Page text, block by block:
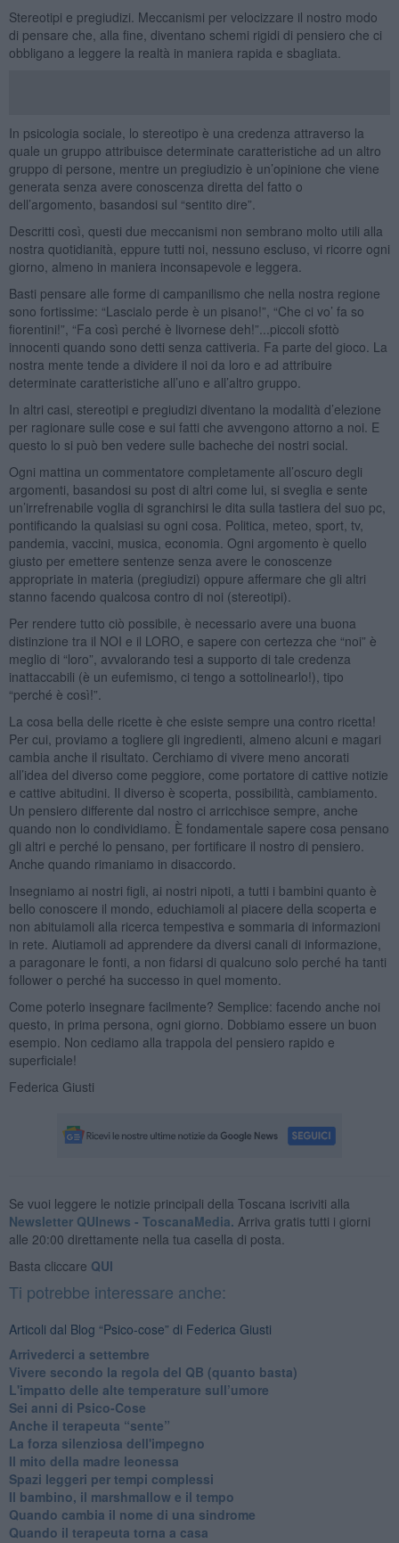
Stereotipi e pregiudizi. Meccanismi per velocizzare il nostro modo
di pensare che, alla fine, diventano schemi rigidi di pensiero che ci
obbligano a leggere la realtà in maniera rapida e sbagliata.
In psicologia sociale, lo stereotipo è una credenza attraverso la
quale un gruppo attribuisce determinate caratteristiche ad un altro
gruppo di persone, mentre un pregiudizio è un’opinione che viene
generata senza avere conoscenza diretta del fatto o
dell’argomento, basandosi sul “sentito dire”.
Descritti così, questi due meccanismi non sembrano molto utili alla
nostra quotidianità, eppure tutti noi, nessuno escluso, vi ricorre ogni
giorno, almeno in maniera inconsapevole e leggera.
Basti pensare alle forme di campanilismo che nella nostra regione
sono fortissime: “Lascialo perde è un pisano!”, “Che ci vo’ fa so
fiorentini!”, “Fa così perché è livornese deh!”...piccoli sfottò
innocenti quando sono detti senza cattiveria. Fa parte del gioco. La
nostra mente tende a dividere il noi da loro e ad attribuire
determinate caratteristiche all’uno e all’altro gruppo.
In altri casi, stereotipi e pregiudizi diventano la modalità d’elezione
per ragionare sulle cose e sui fatti che avvengono attorno a noi. E
questo lo si può ben vedere sulle bacheche dei nostri social.
Ogni mattina un commentatore completamente all’oscuro degli
argomenti, basandosi su post di altri come lui, si sveglia e sente
un’irrefrenabile voglia di sgranchirsi le dita sulla tastiera del suo pc,
pontificando la qualsiasi su ogni cosa. Politica, meteo, sport, tv,
pandemia, vaccini, musica, economia. Ogni argomento è quello
giusto per emettere sentenze senza avere le conoscenze
appropriate in materia (pregiudizi) oppure affermare che gli altri
stanno facendo qualcosa contro di noi (stereotipi).
Per rendere tutto ciò possibile, è necessario avere una buona
distinzione tra il NOI e il LORO, e sapere con certezza che “noi” è
meglio di “loro”, avvalorando tesi a supporto di tale credenza
inattaccabili (è un eufemismo, ci tengo a sottolinearlo!), tipo
“perché è così!”.
La cosa bella delle ricette è che esiste sempre una contro ricetta!
Per cui, proviamo a togliere gli ingredienti, almeno alcuni e magari
cambia anche il risultato. Cerchiamo di vivere meno ancorati
all’idea del diverso come peggiore, come portatore di cattive notizie
e cattive abitudini. Il diverso è scoperta, possibilità, cambiamento.
Un pensiero differente dal nostro ci arricchisce sempre, anche
quando non lo condividiamo. È fondamentale sapere cosa pensano
gli altri e perché lo pensano, per fortificare il nostro di pensiero.
Anche quando rimaniamo in disaccordo.
Insegniamo ai nostri figli, ai nostri nipoti, a tutti i bambini quanto è
bello conoscere il mondo, educhiamoli al piacere della scoperta e
non abituiamoli alla ricerca tempestiva e sommaria di informazioni
in rete. Aiutiamoli ad apprendere da diversi canali di informazione,
a paragonare le fonti, a non fidarsi di qualcuno solo perché ha tanti
follower o perché ha successo in quel momento.
Come poterlo insegnare facilmente? Semplice: facendo anche noi
questo, in prima persona, ogni giorno. Dobbiamo essere un buon
esempio. Non cediamo alla trappola del pensiero rapido e
superficiale!
Federica Giusti
Se vuoi leggere le notizie principali della Toscana iscriviti alla
Newsletter QUInews - ToscanaMedia. Arriva gratis tutti i giorni
alle 20:00 direttamente nella tua casella di posta.
Basta cliccare QUI
Ti potrebbe interessare anche:
Articoli dal Blog “Psico-cose” di Federica Giusti
​Arrivederci a settembre
​Vivere secondo la regola del QB (quanto basta)
​L'impatto delle alte temperature sull’umore
Sei anni di Psico-Cose
​Anche il terapeuta “sente”
​La forza silenziosa dell'impegno
​Il mito della madre leonessa
Spazi leggeri per tempi complessi
Il bambino, il marshmallow e il tempo
​Quando cambia il nome di una sindrome
​Quando il terapeuta torna a casa